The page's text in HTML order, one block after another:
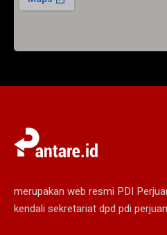
merupakan web resmi PDI
kendali sekretariat dpd pdi